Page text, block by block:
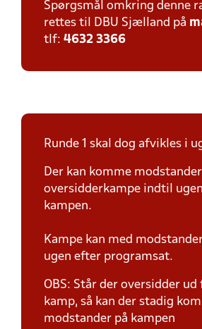
Spørgsmål omkring denne
rettes til DBU Sjælland på
tlf: 4632 3366
Runde 1 skal dog afvikles i
Der kan komme
oversidderkampe indtil
kampen.
Kampe kan med
ugen efter programsat.
OBS: Står der oversidder ud
kamp, så kan der stadig
modstander på kampen